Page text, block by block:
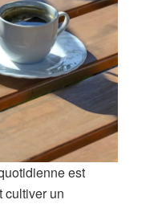
est
cultiver un